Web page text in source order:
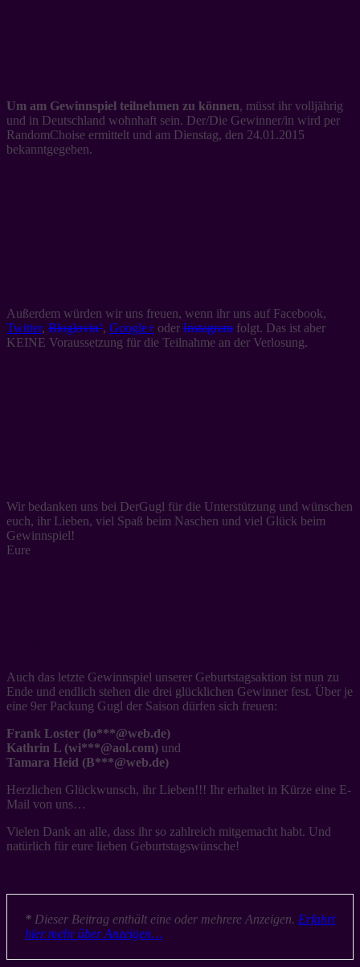
Um am Gewinnspiel teilnehmen zu können, müsst ihr volljährig
und in Deutschland wohnhaft sein. Der/Die Gewinner/in wird per
RandomChoise ermittelt und am Dienstag, den 24.01.2015
bekanntgegeben.
Außerdem würden wir uns freuen, wenn ihr uns auf Facebook,
Twitter, Bloglovin’, Google+ oder Instagram folgt. Das ist aber
KEINE Voraussetzung für die Teilnahme an der Verlosung.
Wir bedanken uns bei DerGugl für die Unterstützung und wünschen
euch, ihr Lieben, viel Spaß beim Naschen und viel Glück beim
Gewinnspiel!
Eure
Auch das letzte Gewinnspiel unserer Geburtstagsaktion ist nun zu
Ende und endlich stehen die drei glücklichen Gewinner fest. Über je
eine 9er Packung Gugl der Saison dürfen sich freuen:
Frank Loster (lo***@web.de)
Kathrin L (wi***@aol.com) und
Tamara Heid (B***@web.de)
Herzlichen Glückwunsch, ihr Lieben!!! Ihr erhaltet in Kürze eine E-
Mail von uns…
Vielen Dank an alle, dass ihr so zahlreich mitgemacht habt. Und
natürlich für eure lieben Geburtstagswünsche!
* Dieser Beitrag enthält eine oder mehrere Anzeigen. Erfahrt
hier mehr über Anzeigen…